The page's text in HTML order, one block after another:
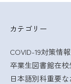
カテゴリー
COVID-19対策情報
卒業生図書館在校
日本語別科重要